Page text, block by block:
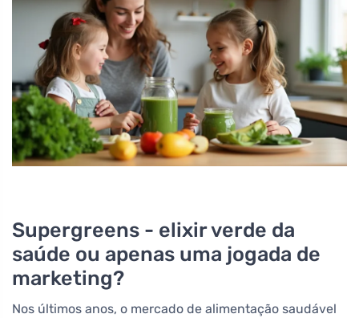
Supergreens - elixir verde da
saúde ou apenas uma jogada de
marketing?
Nos últimos anos, o mercado de alimentação saudável